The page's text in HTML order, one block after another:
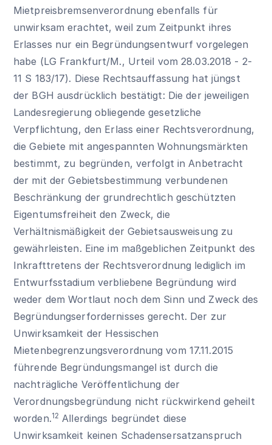
Mietpreisbremsenverordnung ebenfalls für
unwirksam erachtet, weil zum Zeitpunkt ihres
Erlasses nur ein Begründungsentwurf vorgelegen
habe (LG Frankfurt/M., Urteil vom 28.03.2018 - 2-
11 S 183/17). Diese Rechtsauffassung hat jüngst
der BGH ausdrücklich bestätigt: Die der jeweiligen
Landesregierung obliegende gesetzliche
Verpflichtung, den Erlass einer Rechtsverordnung,
die Gebiete mit angespannten Wohnungsmärkten
bestimmt, zu begründen, verfolgt in Anbetracht
der mit der Gebietsbestimmung verbundenen
Beschränkung der grundrechtlich geschützten
Eigentumsfreiheit den Zweck, die
Verhältnismäßigkeit der Gebietsausweisung zu
gewährleisten. Eine im maßgeblichen Zeitpunkt des
Inkrafttretens der Rechtsverordnung lediglich im
Entwurfsstadium verbliebene Begründung wird
weder dem Wortlaut noch dem Sinn und Zweck des
Begründungserfordernisses gerecht. Der zur
Unwirksamkeit der Hessischen
Mietenbegrenzungsverordnung vom 17.11.2015
führende Begründungsmangel ist durch die
nachträgliche Veröffentlichung der
Verordnungsbegründung nicht rückwirkend geheilt
worden.12 Allerdings begründet diese
Unwirksamkeit keinen Schadensersatzanspruch